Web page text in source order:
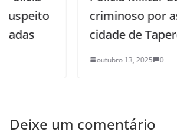
criminoso por assalto a
cidade de Taperoá
outubro 13, 2025 0
Deixe um comentário